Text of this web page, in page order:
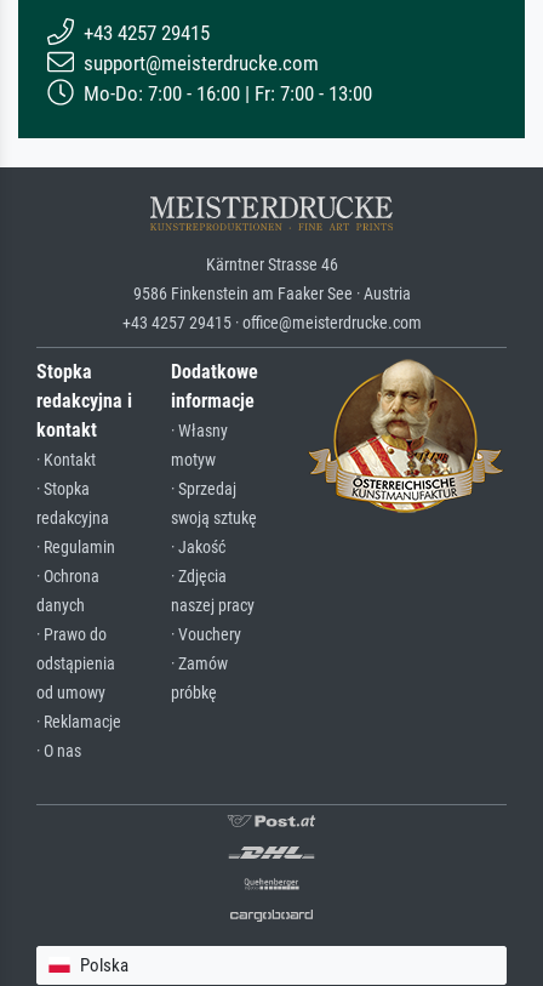
+43 4257 29415
support@meisterdrucke.com
Mo-Do: 7:00 - 16:00 | Fr: 7:00 - 13:00
Kärntner Strasse 46
9586 Finkenstein am Faaker See · Austria
+43 4257 29415 · office@meisterdrucke.com
Stopka
redakcyjna i
kontakt
· Kontakt
· Stopka
redakcyjna
· Regulamin
· Ochrona
danych
· Prawo do
odstąpienia
od umowy
· Reklamacje
· O nas
Dodatkowe
informacje
· Własny
motyw
· Sprzedaj
swoją sztukę
· Jakość
· Zdjęcia
naszej pracy
· Vouchery
· Zamów
próbkę
Polska